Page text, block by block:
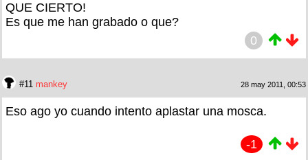
QUE CIERTO!
Es que me han grabado o que?
0
#11 mankey 28 may 2011, 00:53
Eso ago yo cuando intento aplastar una mosca.
-1